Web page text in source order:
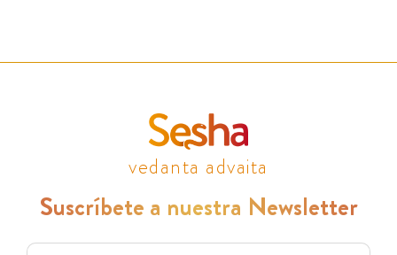
vedanta advaita
Suscríbete a nuestra Newsletter